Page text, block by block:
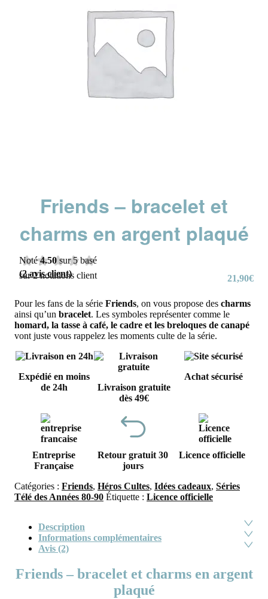
Friends – bracelet et
charms en argent plaqué
Noté4.50 sur 5 basé
sur2notations client
(2avis client) 21,90€
Pour les fans de la série Friends, on vous propose des charms
ainsi qu’un bracelet. Les symboles représenter comme le
homard, la tasse à café, le cadre et les breloques de canapé
vont juste vous rappelez les moments culte de la série.
Expédié en moins
de 24h
Livraison gratuite
dès 49€
Achat sécurisé
Entreprise
Française
Retour gratuit 30
jours
Licence officielle
Catégories : Friends, Héros Cultes, Idées cadeaux, Séries
Télé des Années 80-90 Étiquette : Licence officielle
Description
Informations complémentaires
Avis (2)
Friends – bracelet et charms en argent
plaqué